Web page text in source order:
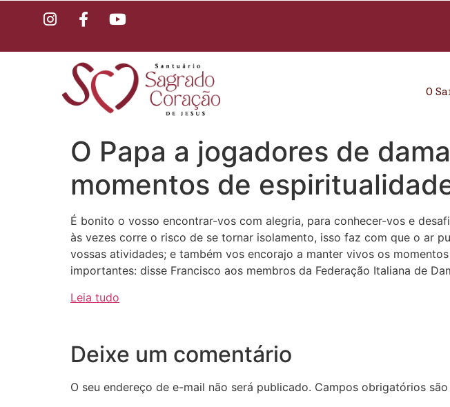
O
O Papa a jogadores de
momentos de
É bonito o vosso encontrar-vos com alegria, para conhecer-vos e
às vezes corre o risco de se tornar isolamento, isso faz com que o ar
vossas atividades; e também vos encorajo a manter vivos os
importantes: disse Francisco aos membros da Federação Italiana de
Leia tudo
Deixe um comentário
O seu endereço de e-mail não será publicado. Campos obrigatórios